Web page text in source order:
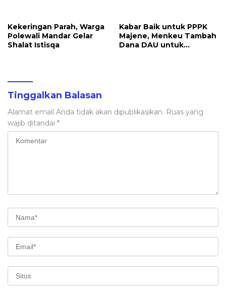
Kekeringan Parah, Warga
Polewali Mandar Gelar
Shalat Istisqa
Kabar Baik untuk PPPK
Majene, Menkeu Tambah
Dana DAU untuk
Tinggalkan Balasan
Alamat email Anda tidak akan dipublikasikan. Ruas yang
wajib ditandai *